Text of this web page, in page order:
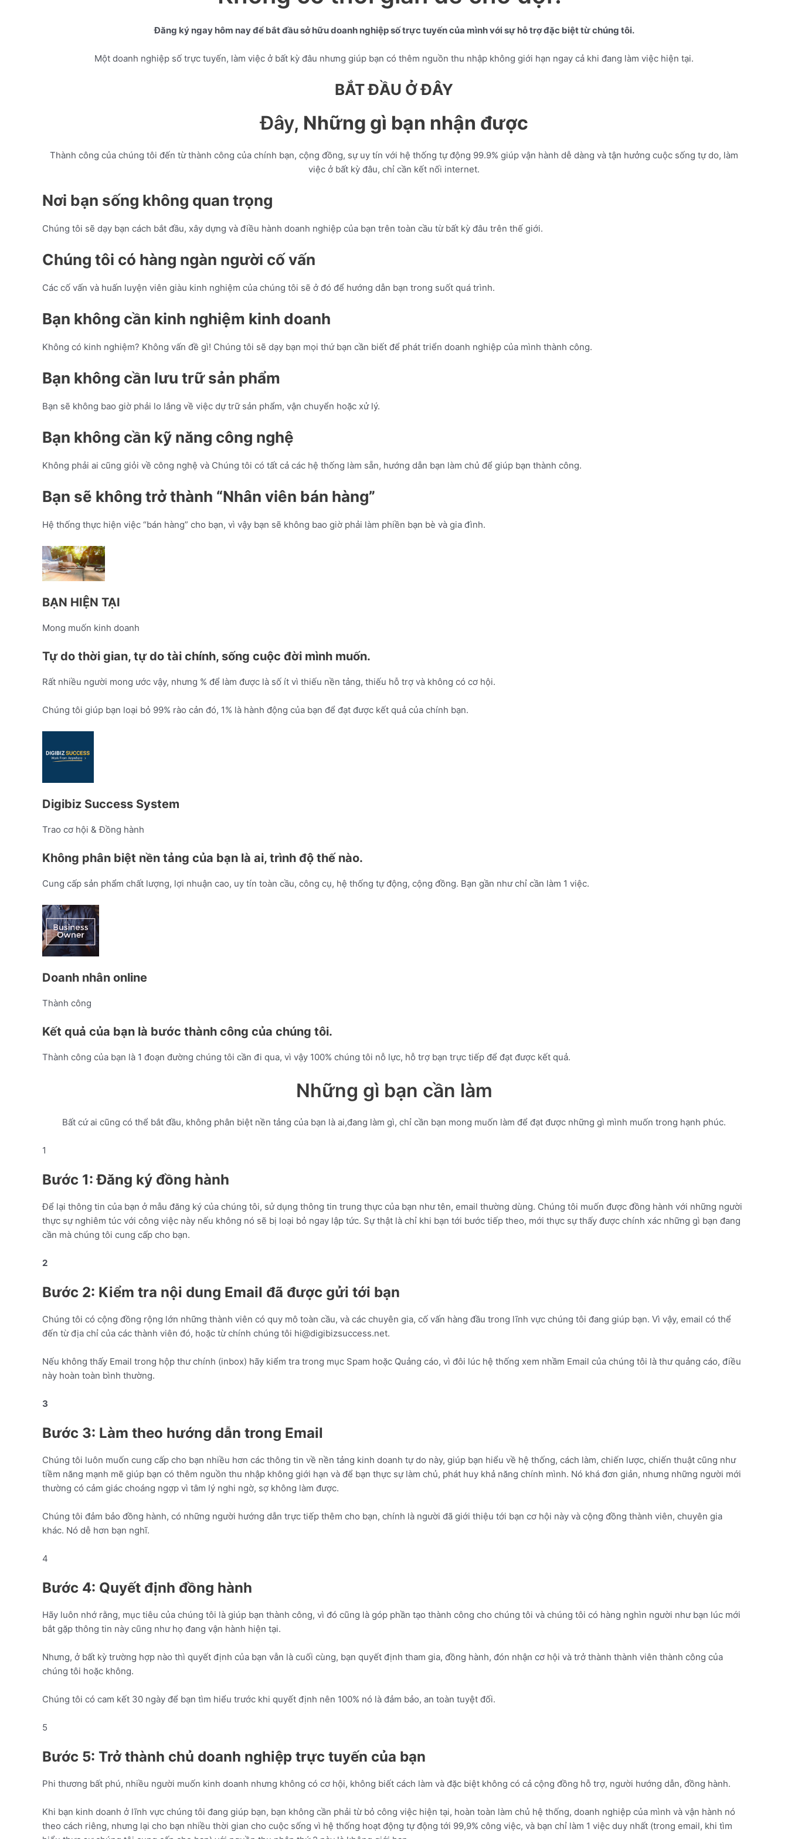
Đăng ký ngay hôm nay để bắt đầu sở hữu doanh nghiệp số trực tuyến của mình với sự hỗ trợ đặc biệt từ chúng tôi.
Một doanh nghiệp số trực tuyến, làm việc ở bất kỳ đâu nhưng giúp bạn có thêm nguồn thu nhập không giới hạn ngay cả khi đang làm việc hiện tại.
BẮT ĐẦU Ở ĐÂY
Đây, Những gì bạn nhận được
Thành công của chúng tôi đến từ thành công của chính bạn, cộng đồng, sự uy tín với hệ thống tự động 99.9% giúp vận hành dễ dàng và tận hưởng cuộc sống tự do, làm
việc ở bất kỳ đâu, chỉ cần kết nối internet.
Nơi bạn sống không quan trọng
Chúng tôi sẽ dạy bạn cách bắt đầu, xây dựng và điều hành doanh nghiệp của bạn trên toàn cầu từ bất kỳ đâu trên thế giới.
Chúng tôi có hàng ngàn người cố vấn
Các cố vấn và huấn luyện viên giàu kinh nghiệm của chúng tôi sẽ ở đó để hướng dẫn bạn trong suốt quá trình.
Bạn không cần kinh nghiệm kinh doanh
Không có kinh nghiệm? Không vấn đề gì! Chúng tôi sẽ dạy bạn mọi thứ bạn cần biết để phát triển doanh nghiệp của mình thành công.
Bạn không cần lưu trữ sản phẩm
Bạn sẽ không bao giờ phải lo lắng về việc dự trữ sản phẩm, vận chuyển hoặc xử lý.
Bạn không cần kỹ năng công nghệ
Không phải ai cũng giỏi về công nghệ và Chúng tôi có tất cả các hệ thống làm sẵn, hướng dẫn bạn làm chủ để giúp bạn thành công.
Bạn sẽ không trở thành “Nhân viên bán hàng”
Hệ thống thực hiện việc “bán hàng” cho bạn, vì vậy bạn sẽ không bao giờ phải làm phiền bạn bè và gia đình.
BẠN HIỆN TẠI
Mong muốn kinh doanh
Tự do thời gian, tự do tài chính, sống cuộc đời mình muốn.
Rất nhiều người mong ước vậy, nhưng % để làm được là số ít vì thiếu nền tảng, thiếu hỗ trợ và không có cơ hội.
Chúng tôi giúp bạn loại bỏ 99% rào cản đó, 1% là hành động của bạn để đạt được kết quả của chính bạn.
Digibiz Success System
Trao cơ hội & Đồng hành
Không phân biệt nền tảng của bạn là ai, trình độ thế nào.
Cung cấp sản phẩm chất lượng, lợi nhuận cao, uy tín toàn cầu, công cụ, hệ thống tự động, cộng đồng. Bạn gần như chỉ cần làm 1 việc.
Doanh nhân online
Thành công
Kết quả của bạn là bước thành công của chúng tôi.
Thành công của bạn là 1 đoạn đường chúng tôi cần đi qua, vì vậy 100% chúng tôi nỗ lực, hỗ trợ bạn trực tiếp để đạt được kết quả.
Những gì bạn cần làm
Bất cứ ai cũng có thể bắt đầu, không phân biệt nền tảng của bạn là ai,đang làm gì, chỉ cần bạn mong muốn làm để đạt được những gì mình muốn trong hạnh phúc.
1
Bước 1: Đăng ký đồng hành
Để lại thông tin của bạn ở mẫu đăng ký của chúng tôi, sử dụng thông tin trung thực của bạn như tên, email thường dùng. Chúng tôi muốn được đồng hành với những người
thực sự nghiêm túc với công việc này nếu không nó sẽ bị loại bỏ ngay lập tức. Sự thật là chỉ khi bạn tới bước tiếp theo, mới thực sự thấy được chính xác những gì bạn đang
cần mà chúng tôi cung cấp cho bạn.
2
Bước 2: Kiểm tra nội dung Email đã được gửi tới bạn
Chúng tôi có cộng đồng rộng lớn những thành viên có quy mô toàn cầu, và các chuyên gia, cố vấn hàng đầu trong lĩnh vực chúng tôi đang giúp bạn. Vì vậy, email có thể
đến từ địa chỉ của các thành viên đó, hoặc từ chính chúng tôi hi@digibizsuccess.net.
Nếu không thấy Email trong hộp thư chính (inbox) hãy kiểm tra trong mục Spam hoặc Quảng cáo, vì đôi lúc hệ thống xem nhầm Email của chúng tôi là thư quảng cáo, điều
này hoàn toàn bình thường.
3
Bước 3: Làm theo hướng dẫn trong Email
Chúng tôi luôn muốn cung cấp cho bạn nhiều hơn các thông tin về nền tảng kinh doanh tự do này, giúp bạn hiểu về hệ thống, cách làm, chiến lược, chiến thuật cũng như
tiềm năng mạnh mẽ giúp bạn có thêm nguồn thu nhập không giới hạn và để bạn thực sự làm chủ, phát huy khả năng chính mình. Nó khá đơn giản, nhưng những người mới
thường có cảm giác choáng ngợp vì tâm lý nghi ngờ, sợ không làm được.
Chúng tôi đảm bảo đồng hành, có những người hướng dẫn trực tiếp thêm cho bạn, chính là người đã giới thiệu tới bạn cơ hội này và cộng đồng thành viên, chuyên gia
khác. Nó dễ hơn bạn nghĩ.
4
Bước 4: Quyết định đồng hành
Hãy luôn nhớ rằng, mục tiêu của chúng tôi là giúp bạn thành công, vì đó cũng là góp phần tạo thành công cho chúng tôi và chúng tôi có hàng nghìn người như bạn lúc mới
bắt gặp thông tin này cũng như họ đang vận hành hiện tại.
Nhưng, ở bất kỳ trường hợp nào thì quyết định của bạn vẫn là cuối cùng, bạn quyết định tham gia, đồng hành, đón nhận cơ hội và trở thành thành viên thành công của
chúng tôi hoặc không.
Chúng tôi có cam kết 30 ngày để bạn tìm hiểu trước khi quyết định nên 100% nó là đảm bảo, an toàn tuyệt đối.
5
Bước 5: Trở thành chủ doanh nghiệp trực tuyến của bạn
Phi thương bất phú, nhiều người muốn kinh doanh nhưng không có cơ hội, không biết cách làm và đặc biệt không có cả cộng đồng hỗ trợ, người hướng dẫn, đồng hành.
Khi bạn kinh doanh ở lĩnh vực chúng tôi đang giúp bạn, bạn không cần phải từ bỏ công việc hiện tại, hoàn toàn làm chủ hệ thống, doanh nghiệp của mình và vận hành nó
theo cách riêng, nhưng lại cho bạn nhiều thời gian cho cuộc sống vì hệ thống hoạt động tự động tới 99,9% công việc, và bạn chỉ làm 1 việc duy nhất (trong email, khi tìm